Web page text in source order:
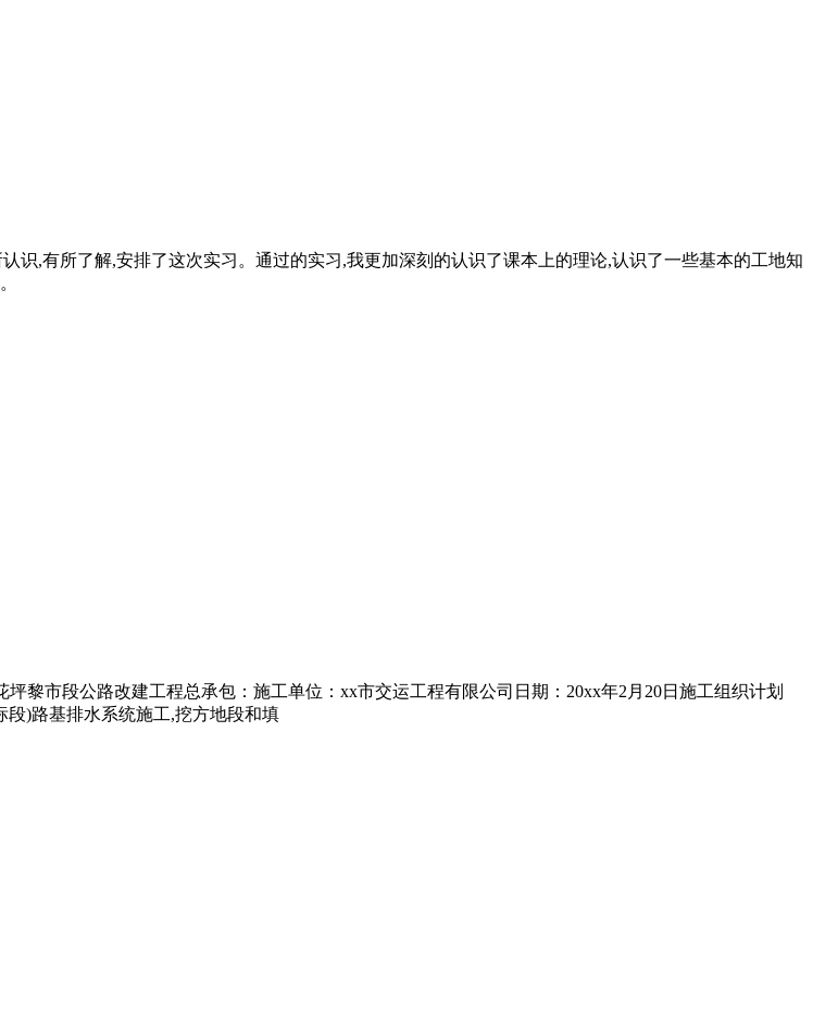
识,有所了解,安排了这次实习。通过的实习,我更加深刻的认识了课本上的理论,认识了一些基本的工地知
黎市段公路改建工程总承包：施工单位：xx市交运工程有限公司日期：20xx年2月20日施工组织计划
段)路基排水系统施工,挖方地段和填